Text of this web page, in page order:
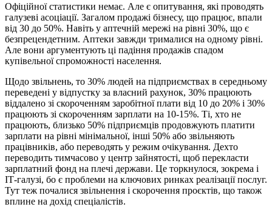
Офіційної статистики немає. Але є опитування, які проводять
галузеві асоціації. Загалом продажі бізнесу, що працює, впали
від 30 до 50%. Навіть у аптечній мережі на рівні 30%, що є
безпрецендетним. Аптеки завжди трималися на одному рівні.
Але вони аргументують ці падіння продажів спадом
купівельної спроможності населення.
Щодо звільнень, то 30% людей на підприємствах в середньому
переведені у відпустку за власний рахунок, 30% працюють
віддалено зі скороченням заробітної плати від 10 до 20% і 30%
працюють зі скороченням зарплати на 10-15%. Ті, хто не
працюють, близько 50% підприємців продовжують платити
зарплати на рівні мінімальної, інші 50% або звільняють
працівників, або переводять у режим очікування. Дехто
переводить тимчасово у центр зайнятості, щоб перекласти
зарплатний фонд на плечі держави. Це торкнулося, зокрема і
ІТ-галузі, бо є проблеми на ключових ринках реалізації послуг.
Тут теж почалися звільнення і скорочення проєктів, що також
вплине на дохід спеціалістів.